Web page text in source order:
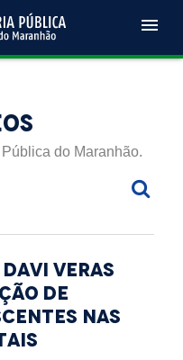
menu
do Maranhão.
Veras
de
nas